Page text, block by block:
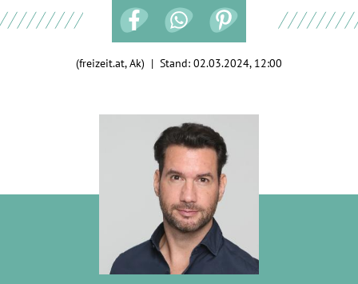
(freizeit.at, Ak) | Stand: 02.03.2024, 12:00